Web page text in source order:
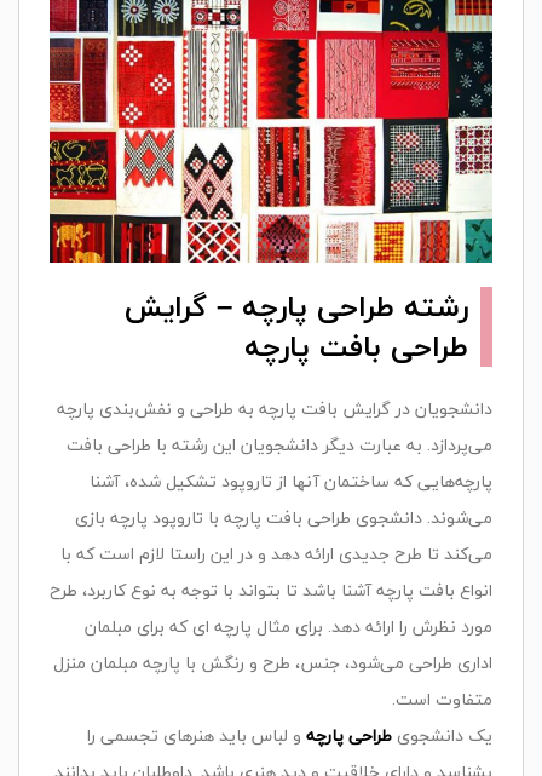
رشته طراحی پارچه – گرایش‌
طراحی‌ بافت‌ پارچه‌
دانشجویان در گرایش‌ بافت‌ پارچه‌ به‌ طراحی‌ و نفش‌بندی‌ پارچه‌
می‌پردازد. به‌ عبارت‌ دیگر دانشجویان‌ این‌ رشته‌ با طراحی‌ بافت‌
پارچه‌هایی‌ که‌ ساختمان‌ آنها از تاروپود تشکیل‌ شده‌، آشنا
می‌شوند. دانشجوی‌ طراحی‌ بافت‌ پارچه‌ با تاروپود پارچه‌ بازی‌
می‌کند تا طرح‌ جدیدی‌ ارائه‌ دهد و در این‌ راستا لازم‌ است‌ که‌ با
انواع‌ بافت‌ پارچه‌ آشنا باشد تا بتواند با توجه‌ به‌ نوع‌ کاربرد، طرح‌
مورد نظرش‌ را ارائه‌ دهد. برای‌ مثال‌ پارچه‌ ای‌ که‌ برای‌ مبلمان‌
اداری‌ طراحی‌ می‌شود، جنس‌، طرح‌ و رنگش‌ با پارچه‌ مبلمان‌ منزل‌
متفاوت‌ است‌.
یک‌ دانشجوی‌ طراحی‌ پارچه‌ و لباس‌ باید هنرهای‌ تجسمی‌ را